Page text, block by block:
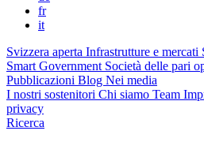
fr
it
Svizzera aperta Infrastrutture e mercati
Smart Government Società delle pari
Pubblicazioni Blog Nei media
I nostri sostenitori Chi siamo Team
privacy
Ricerca